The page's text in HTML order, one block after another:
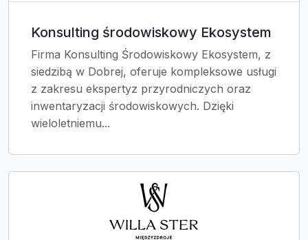
Konsulting środowiskowy Ekosystem
Firma Konsulting Środowiskowy Ekosystem, z
siedzibą w Dobrej, oferuje kompleksowe usługi
z zakresu ekspertyz przyrodniczych oraz
inwentaryzacji środowiskowych. Dzięki
wieloletniemu...